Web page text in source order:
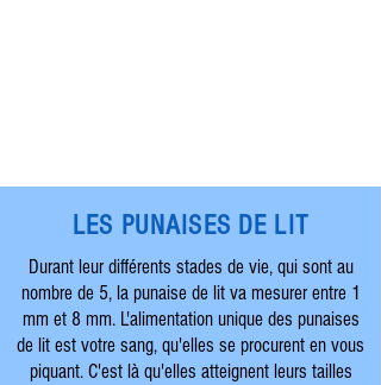
LES PUNAISES DE LIT
Durant leur différents stades de vie, qui sont au
nombre de 5, la punaise de lit va mesurer entre 1
mm et 8 mm. L'alimentation unique des punaises
de lit est votre sang, qu'elles se procurent en vous
piquant. C'est là qu'elles atteignent leurs tailles